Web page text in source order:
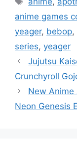
anime games
yeager, bebop,
series, yeager
Jujutsu
Crunchyroll
New Anime
Neon Genesis